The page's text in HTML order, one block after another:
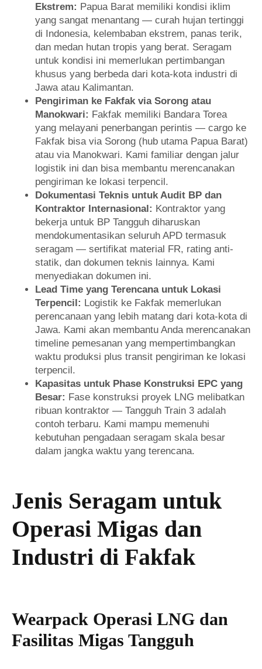
Ekstrem: Papua Barat memiliki kondisi iklim
yang sangat menantang — curah hujan tertinggi
di Indonesia, kelembaban ekstrem, panas terik,
dan medan hutan tropis yang berat. Seragam
untuk kondisi ini memerlukan pertimbangan
khusus yang berbeda dari kota-kota industri di
Jawa atau Kalimantan.
Pengiriman ke Fakfak via Sorong atau
Manokwari: Fakfak memiliki Bandara Torea
yang melayani penerbangan perintis — cargo ke
Fakfak bisa via Sorong (hub utama Papua Barat)
atau via Manokwari. Kami familiar dengan jalur
logistik ini dan bisa membantu merencanakan
pengiriman ke lokasi terpencil.
Dokumentasi Teknis untuk Audit BP dan
Kontraktor Internasional: Kontraktor yang
bekerja untuk BP Tangguh diharuskan
mendokumentasikan seluruh APD termasuk
seragam — sertifikat material FR, rating anti-
statik, dan dokumen teknis lainnya. Kami
menyediakan dokumen ini.
Lead Time yang Terencana untuk Lokasi
Terpencil: Logistik ke Fakfak memerlukan
perencanaan yang lebih matang dari kota-kota di
Jawa. Kami akan membantu Anda merencanakan
timeline pemesanan yang mempertimbangkan
waktu produksi plus transit pengiriman ke lokasi
terpencil.
Kapasitas untuk Phase Konstruksi EPC yang
Besar: Fase konstruksi proyek LNG melibatkan
ribuan kontraktor — Tangguh Train 3 adalah
contoh terbaru. Kami mampu memenuhi
kebutuhan pengadaan seragam skala besar
dalam jangka waktu yang terencana.
Jenis Seragam untuk
Operasi Migas dan
Industri di Fakfak
Wearpack Operasi LNG dan
Fasilitas Migas Tangguh